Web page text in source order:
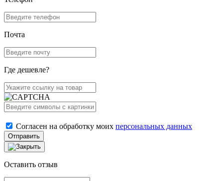
Почта
Где дешевле?
Согласен на обработку моих персональных данных
Отправить
Оставить отзыв